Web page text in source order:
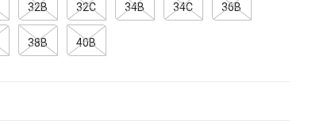
32B 32C 34B 34C 36B
38B 40B